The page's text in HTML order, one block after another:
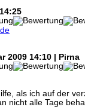
2009 14:10 | Pirna
als ich auf der
nicht alle Tage